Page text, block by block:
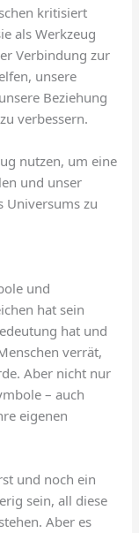
kritisiert
als Werkzeug
Verbindung zur
unsere
Beziehung
verbessern.
nutzen, um eine
und unser
Universums zu
und
hat sein
hat und
verrät,
Aber nicht nur
– auch
eigenen
und noch ein
sein, all diese
Aber es